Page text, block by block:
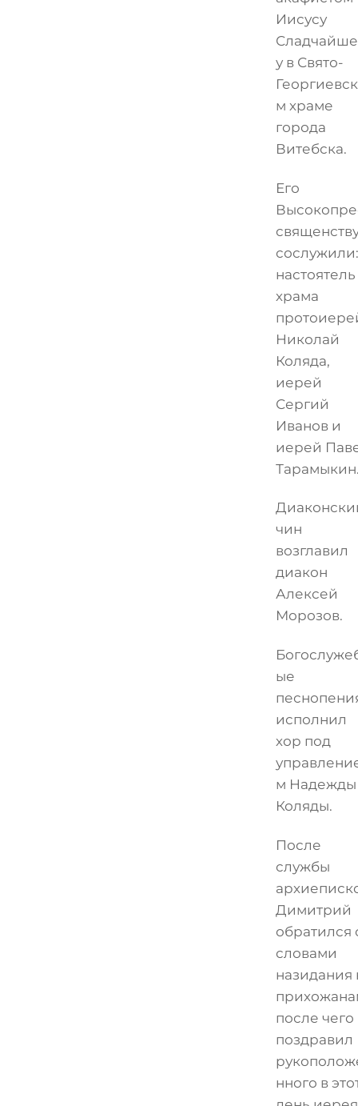
Иисусу
у в Свято-
м храме
города
Витебска.
Его
сослужили:
настоятель
храма
Николай
Коляда,
иерей
Сергий
Иванов и
иерей
чин
возглавил
диакон
Алексей
Морозов.
ые
исполнил
хор под
м Надежды
Коляды.
После
службы
Димитрий
обратился
словами
назидания
после чего
поздравил
нного в